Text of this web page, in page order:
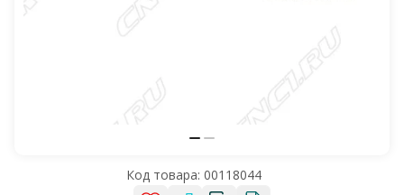
Код товара: 00118044